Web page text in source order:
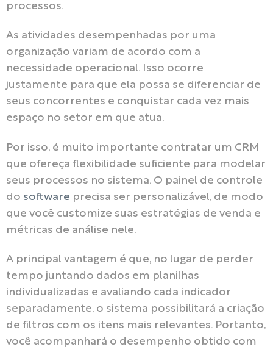
processos.
As atividades desempenhadas por uma
organização variam de acordo com a
necessidade operacional. Isso ocorre
justamente para que ela possa se diferenciar de
seus concorrentes e conquistar cada vez mais
espaço no setor em que atua.
Por isso, é muito importante contratar um CRM
que ofereça flexibilidade suficiente para modelar
seus processos no sistema. O painel de controle
do software precisa ser personalizável, de modo
que você customize suas estratégias de venda e
métricas de análise nele.
A principal vantagem é que, no lugar de perder
tempo juntando dados em planilhas
individualizadas e avaliando cada indicador
separadamente, o sistema possibilitará a criação
de filtros com os itens mais relevantes. Portanto,
você acompanhará o desempenho obtido com